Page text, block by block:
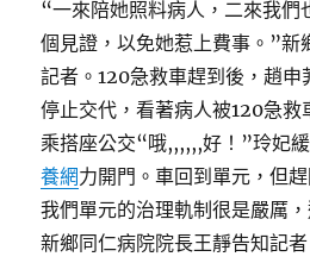
“一來陪她照料病人，二來我們
個見證，以免她惹上費事。”新
記者。120急救車趕到後，趙申
停止交代，看著病人被120急
乘搭座公交“哦,,,,,,好！”玲妃
養網力開門。車回到單元，但
我們單元的治理軌制很是嚴厲
新鄉同仁病院院長王靜告知記